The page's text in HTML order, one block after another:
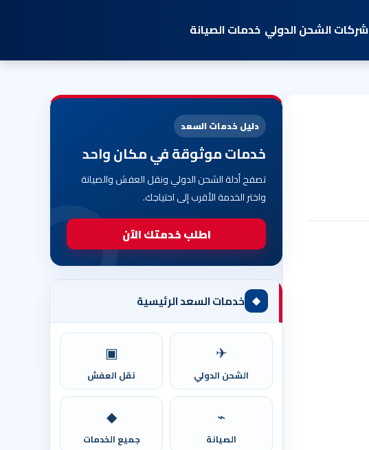
شركات الشحن الدولي خدمات الصيانة
دليل خدمات السعد
خدمات موثوقة في مكان واحد
تصفح أدلة الشحن الدولي ونقل العفش والصيانة
واختر الخدمة الأقرب إلى احتياجك.
اطلب خدمتك الآن
◆ خدمات السعد الرئيسية
✈
الشحن الدولي
▣
نقل العفش
⌁
الصيانة
◆
جميع الخدمات